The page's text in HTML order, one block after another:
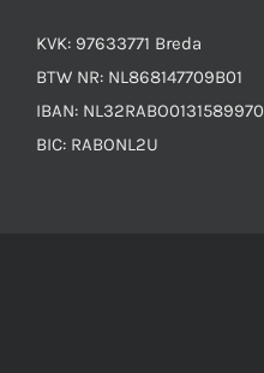
KVK: 97633771 Breda
BTW NR: NL868147709B01
IBAN: NL32RABO0131589970
BIC: RABONL2U